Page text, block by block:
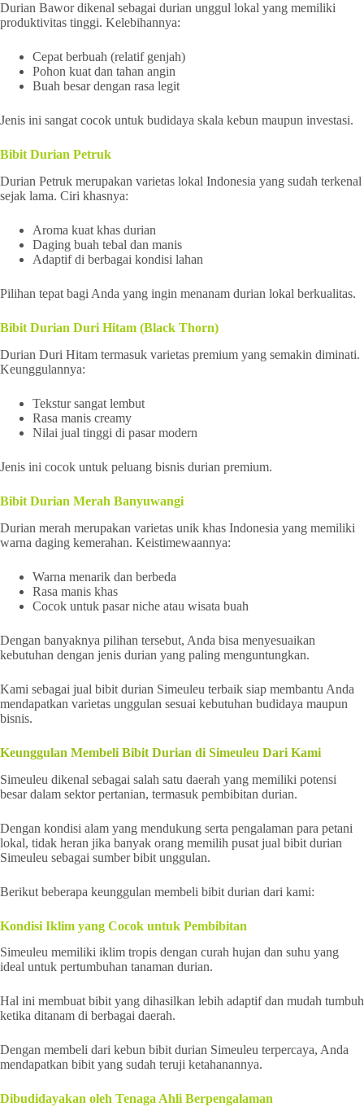
Durian Bawor dikenal sebagai durian unggul lokal yang memiliki
produktivitas tinggi. Kelebihannya:
Cepat berbuah (relatif genjah)
Pohon kuat dan tahan angin
Buah besar dengan rasa legit
Jenis ini sangat cocok untuk budidaya skala kebun maupun investasi.
Bibit Durian Petruk
Durian Petruk merupakan varietas lokal Indonesia yang sudah terkenal
sejak lama. Ciri khasnya:
Aroma kuat khas durian
Daging buah tebal dan manis
Adaptif di berbagai kondisi lahan
Pilihan tepat bagi Anda yang ingin menanam durian lokal berkualitas.
Bibit Durian Duri Hitam (Black Thorn)
Durian Duri Hitam termasuk varietas premium yang semakin diminati.
Keunggulannya:
Tekstur sangat lembut
Rasa manis creamy
Nilai jual tinggi di pasar modern
Jenis ini cocok untuk peluang bisnis durian premium.
Bibit Durian Merah Banyuwangi
Durian merah merupakan varietas unik khas Indonesia yang memiliki
warna daging kemerahan. Keistimewaannya:
Warna menarik dan berbeda
Rasa manis khas
Cocok untuk pasar niche atau wisata buah
Dengan banyaknya pilihan tersebut, Anda bisa menyesuaikan
kebutuhan dengan jenis durian yang paling menguntungkan.
Kami sebagai jual bibit durian Simeuleu terbaik siap membantu Anda
mendapatkan varietas unggulan sesuai kebutuhan budidaya maupun
bisnis.
Keunggulan Membeli Bibit Durian di Simeuleu Dari Kami
Simeuleu dikenal sebagai salah satu daerah yang memiliki potensi
besar dalam sektor pertanian, termasuk pembibitan durian.
Dengan kondisi alam yang mendukung serta pengalaman para petani
lokal, tidak heran jika banyak orang memilih pusat jual bibit durian
Simeuleu sebagai sumber bibit unggulan.
Berikut beberapa keunggulan membeli bibit durian dari kami:
Kondisi Iklim yang Cocok untuk Pembibitan
Simeuleu memiliki iklim tropis dengan curah hujan dan suhu yang
ideal untuk pertumbuhan tanaman durian.
Hal ini membuat bibit yang dihasilkan lebih adaptif dan mudah tumbuh
ketika ditanam di berbagai daerah.
Dengan membeli dari kebun bibit durian Simeuleu terpercaya, Anda
mendapatkan bibit yang sudah teruji ketahanannya.
Dibudidayakan oleh Tenaga Ahli Berpengalaman